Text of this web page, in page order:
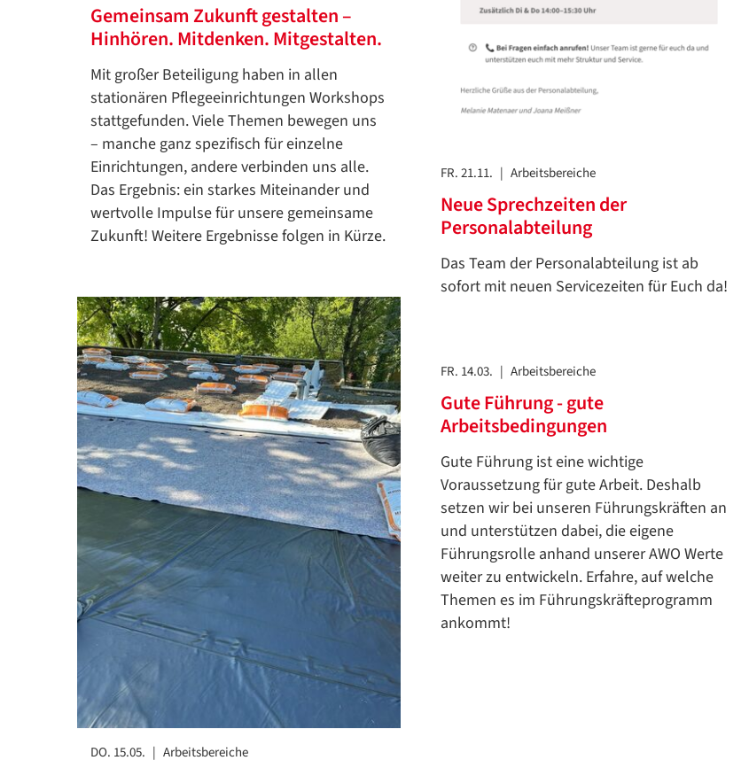
FR. 21.11. | Arbeitsbereiche
Neue Sprechzeiten der
Personalabteilung
Das Team der Personalabteilung ist ab
sofort mit neuen Servicezeiten für Euch da!
Gemeinsam Zukunft gestalten –
Hinhören. Mitdenken. Mitgestalten.
Mit großer Beteiligung haben in allen
stationären Pflegeeinrichtungen Workshops
stattgefunden. Viele Themen bewegen uns
– manche ganz spezifisch für einzelne
Einrichtungen, andere verbinden uns alle.
Das Ergebnis: ein starkes Miteinander und
wertvolle Impulse für unsere gemeinsame
Zukunft! Weitere Ergebnisse folgen in Kürze.
DO. 15.05. | Arbeitsbereiche
FR. 14.03. | Arbeitsbereiche
Gute Führung - gute
Arbeitsbedingungen
Gute Führung ist eine wichtige
Voraussetzung für gute Arbeit. Deshalb
setzen wir bei unseren Führungskräften an
und unterstützen dabei, die eigene
Führungsrolle anhand unserer AWO Werte
weiter zu entwickeln. Erfahre, auf welche
Themen es im Führungskräfteprogramm
ankommt!
Datenschutzerklärung
Datenschutzerklärung